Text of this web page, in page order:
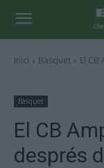
Inici Bàsquet El
Bàsquet
El CB
després